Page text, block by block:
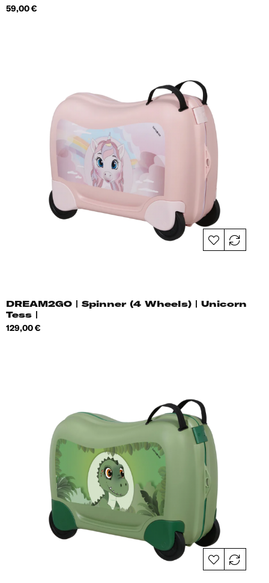
Hind
59,00 €
DREAM2GO | Spinner (4 Wheels) | Unicorn
Tess |
Hind
129,00 €